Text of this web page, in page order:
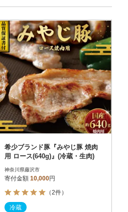
お届け日時指定可
お届け時間帯指定可
発送される月指定可
その他 解除
さとふる限定のお礼品
定期便
さとふるアプリdeワンストップ申請
対象
60
90
120
希少ブランド豚『みやじ豚 焼肉
用 ロース(640g)』(冷蔵・生肉)
神奈川県藤沢市
寄付金額 10,000円
（2件）
冷蔵